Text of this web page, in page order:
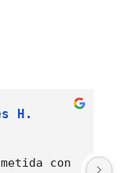
H.
con